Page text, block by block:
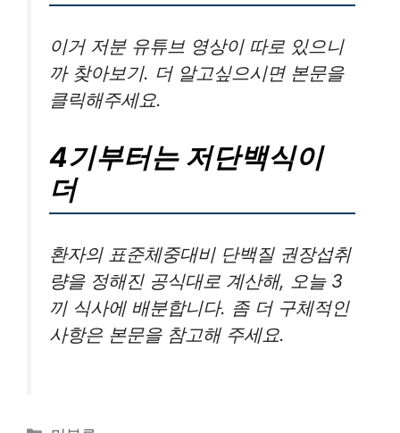
이거 저분 유튜브 영상이 따로 있으니
까 찾아보기. 더 알고싶으시면 본문을
클릭해주세요.
4기부터는 저단백식이
더
환자의 표준체중대비 단백질 권장섭취
량을 정해진 공식대로 계산해, 오늘 3
끼 식사에 배분합니다. 좀 더 구체적인
사항은 본문을 참고해 주세요.